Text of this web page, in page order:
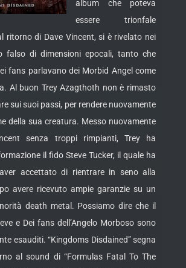
album che poteva
essere trionfale
ritorno di Dave Vincent, si èrivelato nei
falso di dimensioni epocali, tanto che
fans parlavano dei Morbid Angel come
Al buon Trey Azagthoth non è rimasto
sui suoi passi, per rendere nuovamente
della sua creatura. Messo nuovamente
senza troppi rimpianti, Trey ha
il fido Steve Tucker, il quale ha
accettato di rientrare in seno alla
avere ricevuto ampie garanzie su un
death metal. Possiamo dire che il
e Dei fans dell’Angelo Morboso sono
esauditi. “Kingdoms Disdained” segna
al sound di “Formulas Fatal To The